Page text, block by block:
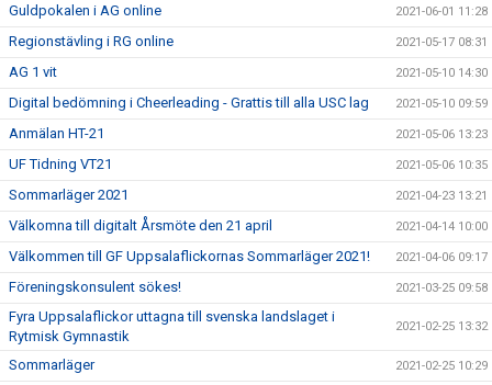
Guldpokalen i AG online 2021-06-01 11:28
Regionstävling i RG online 2021-05-17 08:31
AG 1 vit 2021-05-10 14:30
Digital bedömning i Cheerleading - Grattis till alla USC lag 2021-05-10 09:59
Anmälan HT-21 2021-05-06 13:23
UF Tidning VT21 2021-05-06 10:35
Sommarläger 2021 2021-04-23 13:21
Välkomna till digitalt Årsmöte den 21 april 2021-04-14 10:00
Välkommen till GF Uppsalaflickornas Sommarläger 2021! 2021-04-06 09:17
Föreningskonsulent sökes! 2021-03-25 09:58
Fyra Uppsalaflickor uttagna till svenska landslaget i
Rytmisk Gymnastik
2021-02-25 13:32
Sommarläger 2021-02-25 10:29